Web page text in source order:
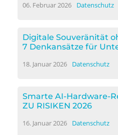
06. Februar 2026 Datenschutz
Digitale Souveränität
7 Denkansätze für
18. Januar 2026 Datenschutz
Smarte AI-Hardware-
ZU RISIKEN 2026
16. Januar 2026 Datenschutz